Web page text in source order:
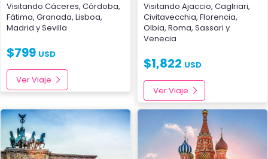
Visitando Cáceres, Córdoba,
Fátima, Granada, Lisboa,
Madrid ySevilla
$799 USD
Ver Viaje
Visitando Ajaccio, Caglriari,
Civitavecchia, Florencia,
Olbia, Roma, Sassari y
Venecia
$1,822 USD
Ver Viaje